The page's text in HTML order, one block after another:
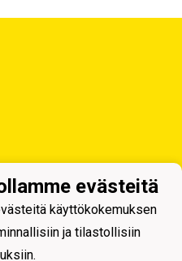
evästeitä
käyttökokemuksen
ja tilastollisiin